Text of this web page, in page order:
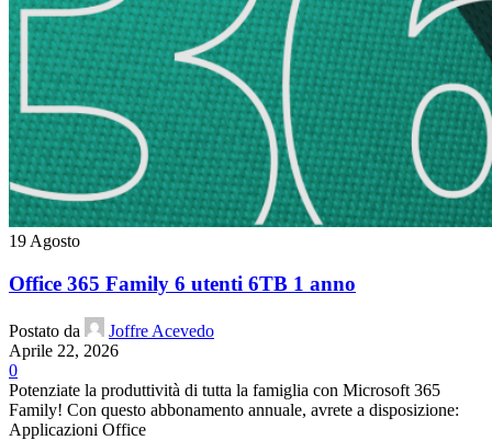
19 Agosto
Office 365 Family 6 utenti 6TB 1 anno
Postato da
Joffre Acevedo
Aprile 22, 2026
0
Potenziate la produttività di tutta la famiglia con Microsoft 365
Family! Con questo abbonamento annuale, avrete a disposizione:
Applicazioni Office